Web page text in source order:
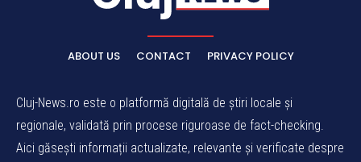
ABOUT US CONTACT PRIVACY POLICY
Cluj-News.ro este o platformă digitală de știri locale și
regionale, validată prin procese riguroase de fact-checking.
Aici găsești informații actualizate, relevante și verificate despre